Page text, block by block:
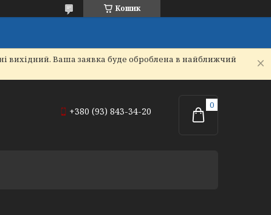
Кошик
вихідний. Ваша заявка буде оброблена в найближчий
+380 (93) 843-34-20